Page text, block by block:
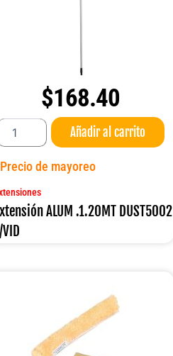
$168.40
ALUM
Añadir al carrito
de mayoreo
ALUM .1.20MT DUST5002
VID